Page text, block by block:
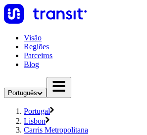
Visão
Regiões
Parceiros
Blog
Português
Portugal
Lisbon
Carris Metropolitana